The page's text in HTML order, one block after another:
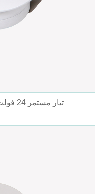
تيار مستمر 24 فولت مصباح خزانة قاد صغير